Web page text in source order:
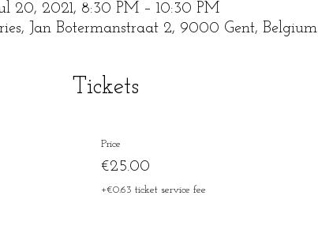
20, 2021, 8:30 PM – 10:30 PM
Jan Botermanstraat 2, 9000 Gent, Belgium
Tickets
Price
€25.00
+€0.63 ticket service fee